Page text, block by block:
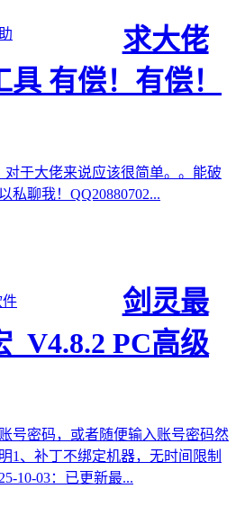
求大佬
有偿！有偿！
于大佬来说应该很简单。。能破
私聊我！QQ20880702...
件
剑灵最
PC高级
号密码，或者随便输入账号密码然
1、补丁不绑定机器，无时间限制
10-03：已更新最...